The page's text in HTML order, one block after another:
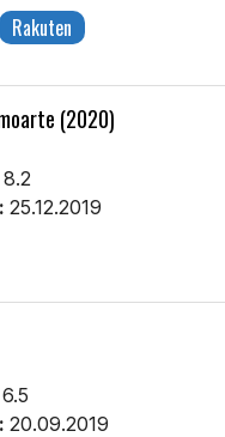
Rakuten
(2020)
8.2
25.12.2019
6.5
20.09.2019